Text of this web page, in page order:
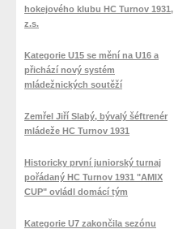
hokejového klubu HC Turnov 1931,
z.s.
Kategorie U15 se mění na U16 a
přichází nový systém
mládežnických soutěží
Zemřel Jiří Slabý, bývalý šéftrenér
mládeže HC Turnov 1931
Historicky první juniorský turnaj
pořádaný HC Turnov 1931 "AMIX
CUP" ovládl domácí tým
Kategorie U7 zakončila sezónu